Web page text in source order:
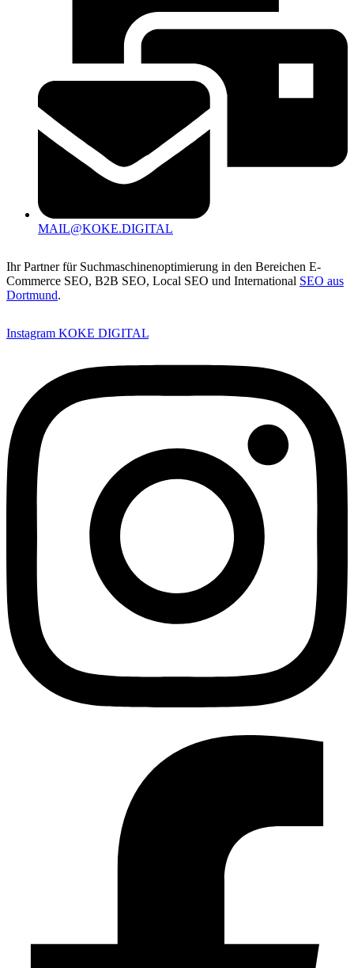
MAIL@KOKE.DIGITAL
Ihr Partner für Suchmaschinenoptimierung in den Bereichen E-
Commerce SEO, B2B SEO, Local SEO und International SEO aus
Dortmund.
Instagram KOKE DIGITAL